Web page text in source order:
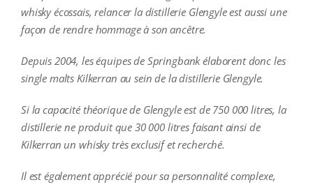
whisky écossais, relancer la distillerie Glengyle est aussi une
façon de rendre hommage à son ancêtre.
Depuis 2004, les équipes de Springbank élaborent donc les
single malts Kilkerran au sein de la distillerie Glengyle.
Si la capacité théorique de Glengyle est de 750 000 litres, la
distillerie ne produit que 30 000 litres faisant ainsi de
Kilkerran un whisky très exclusif et recherché.
Il est également apprécié pour sa personnalité complexe,